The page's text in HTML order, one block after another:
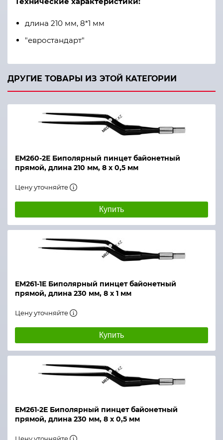
длина 210 мм, 8*1 мм
"евростандарт"
ДРУГИЕ ТОВАРЫ ИЗ ЭТОЙ КАТЕГОРИИ
ЕМ260-2Е Биполярный пинцет байонетный
прямой, длина 210 мм, 8 х 0,5 мм
Цену уточняйте
Купить
ЕМ261-1Е Биполярный пинцет байонетный
прямой, длина 230 мм, 8 х 1 мм
Цену уточняйте
Купить
ЕМ261-2Е Биполярный пинцет байонетный
прямой, длина 230 мм, 8 х 0,5 мм